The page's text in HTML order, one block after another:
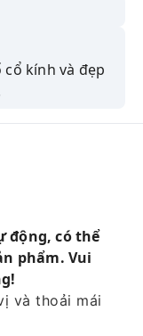
kính và đẹp
đường phố
trường.
động, có thể
phẩm. Vui
và thoải mái